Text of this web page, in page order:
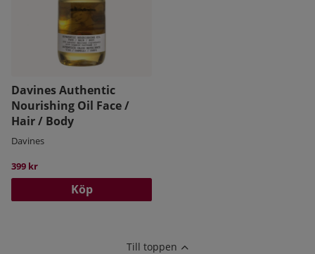
hittar kontaktuppgifter
Davines Authentic
Nourishing Oil Face /
Hair / Body
Davines
399 kr
Köp
Till toppen